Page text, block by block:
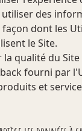
utiliser des
dont les
le Site.
qualité du Site
fourni par
et